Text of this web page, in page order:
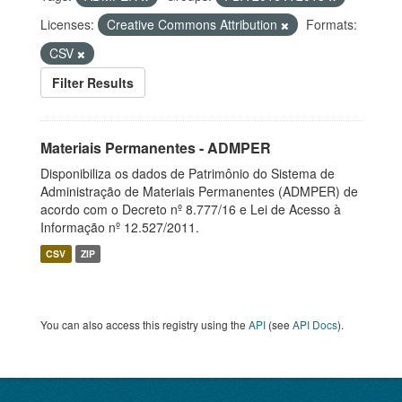
Licenses:
Creative Commons Attribution
Formats:
CSV
Filter Results
Materiais Permanentes - ADMPER
Disponibiliza os dados de Patrimônio do Sistema de
Administração de Materiais Permanentes (ADMPER) de
acordo com o Decreto nº 8.777/16 e Lei de Acesso à
Informação nº 12.527/2011.
CSV ZIP
You can also access this registry using the API (see API Docs).